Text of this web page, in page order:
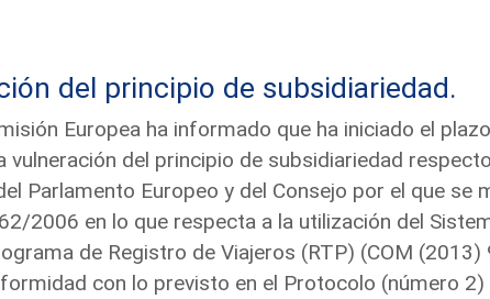
del principio de subsidiariedad.
Europea ha informado que ha iniciado el
del principio de subsidiariedad
Parlamento Europeo y del Consejo por el que se
2006 en lo que respecta a la utilización del
de Registro de Viajeros (RTP) (COM (2013)
con lo previsto en el Protocolo (número 2)